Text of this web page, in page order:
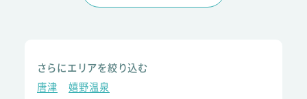
さらにエリアを絞り込む
唐津
嬉野温泉